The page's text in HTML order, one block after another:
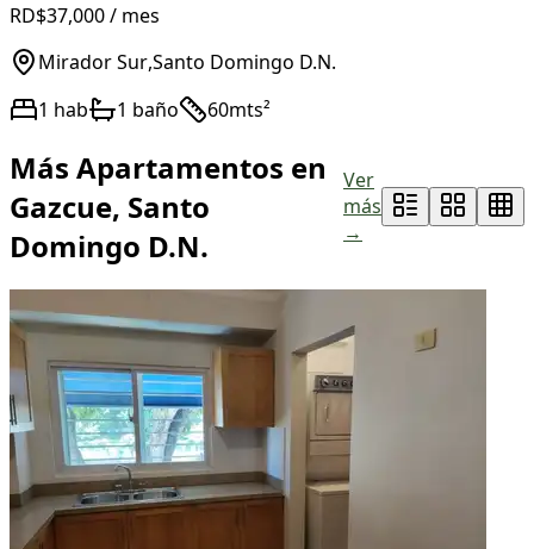
RD$37,000/ mes
Mirador Sur,Santo Domingo D.N.
1 hab 1 baño 60mts²
Más Apartamentos en
Gazcue, Santo
Domingo D.N.
Ver
más
→